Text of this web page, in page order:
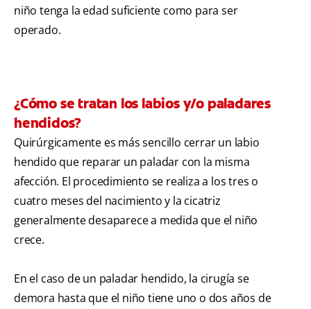
niño tenga la edad suficiente como para ser
operado.
¿Cómo se tratan los labios y/o paladares
hendidos?
Quirúrgicamente es más sencillo cerrar un labio
hendido que reparar un paladar con la misma
afección. El procedimiento se realiza a los tres o
cuatro meses del nacimiento y la cicatriz
generalmente desaparece a medida que el niño
crece.
En el caso de un paladar hendido, la cirugía se
demora hasta que el niño tiene uno o dos años de